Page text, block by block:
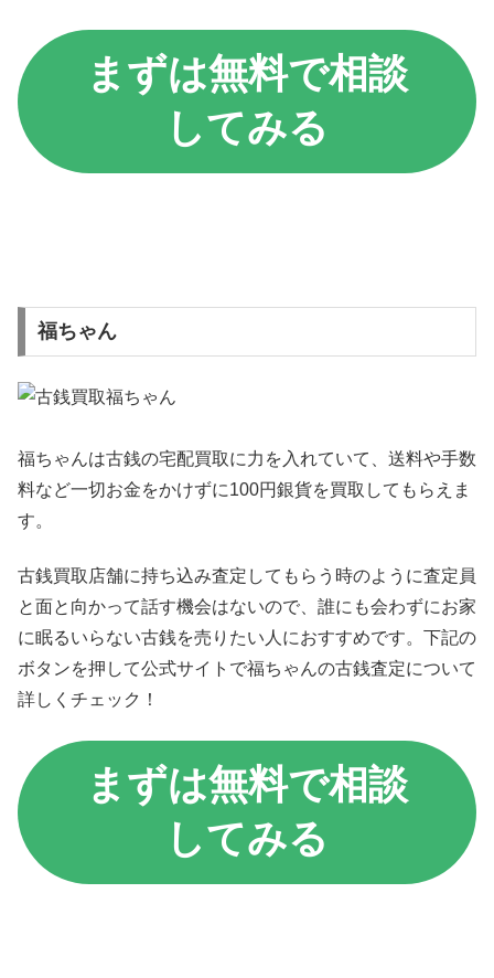
まずは無料で相談
してみる
福ちゃん
福ちゃんは古銭の宅配買取に力を入れていて、送料や手数
料など一切お金をかけずに100円銀貨を買取してもらえま
す。
古銭買取店舗に持ち込み査定してもらう時のように査定員
と面と向かって話す機会はないので、誰にも会わずにお家
に眠るいらない古銭を売りたい人におすすめです。下記の
ボタンを押して公式サイトで福ちゃんの古銭査定について
詳しくチェック！
まずは無料で相談
してみる